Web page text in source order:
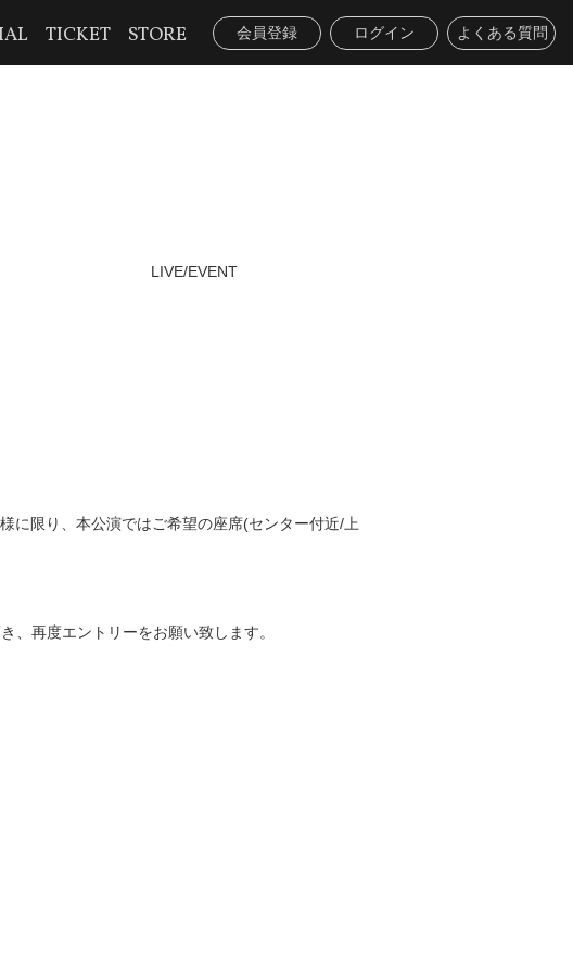
TICKET STORE 会員登録 ログイン よくある質問
LIVE/EVENT
に限り、本公演ではご希望の座席(センター付近/上
、再度エントリーをお願い致します。